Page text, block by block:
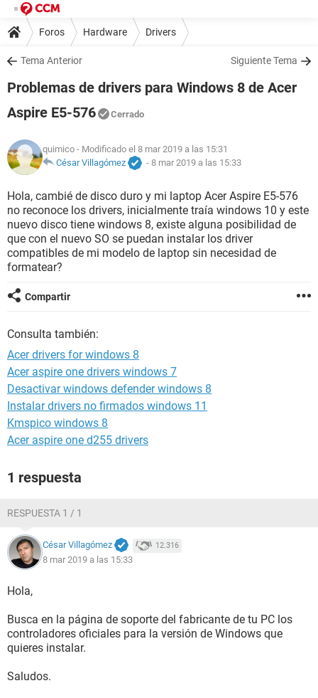
Foros Hardware Drivers
Tema Anterior Siguiente Tema
Problemas de drivers para Windows 8 de Acer
Aspire E5-576
Cerrado
quimico - Modificado el 8 mar 2019 a las 15:31
César Villagómez
- 8 mar 2019 a las 15:33
Hola, cambié de disco duro y mi laptop Acer Aspire E5-576
no reconoce los drivers, inicialmente traía windows 10 y este
nuevo disco tiene windows 8, existe alguna posibilidad de
que con el nuevo SO se puedan instalar los driver
compatibles de mi modelo de laptop sin necesidad de
formatear?
Compartir
Consulta también:
Acer drivers for windows 8
Acer aspire one drivers windows 7
Desactivar windows defender windows 8
Instalar drivers no firmados windows 11
Kmspico windows 8
Acer aspire one d255 drivers
1 respuesta
RESPUESTA 1 / 1
César Villagómez 12.316
8 mar 2019 a las 15:33
Hola,
Busca en la página de soporte del fabricante de tu PC los
controladores oficiales para la versión de Windows que
quieres instalar.
Saludos.